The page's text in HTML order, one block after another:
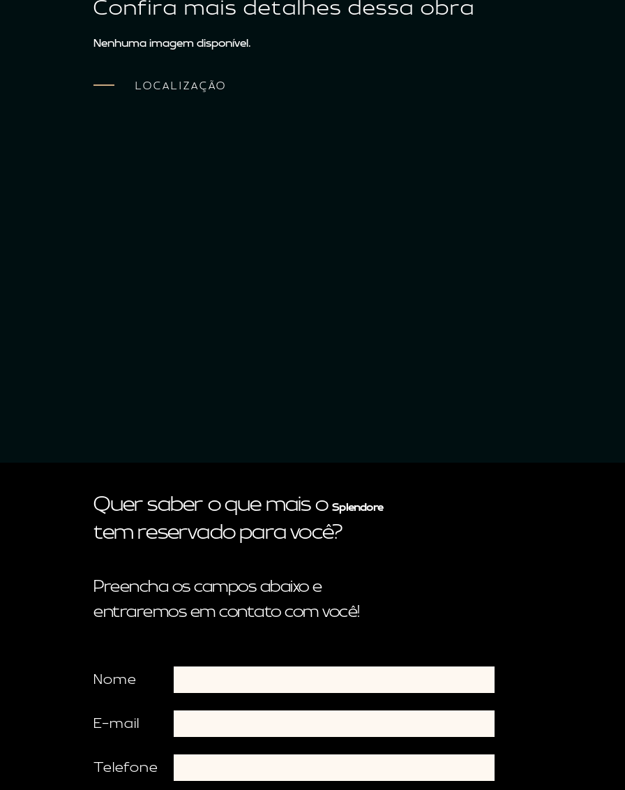
Confira mais detalhes dessa obra
Nenhuma imagem disponível.
LOCALIZAÇÃO
Quer saber o que mais oSplendore
tem reservado para você?
Preencha os campos abaixo e
entraremos em contato com você!
Nome
E-mail
Telefone